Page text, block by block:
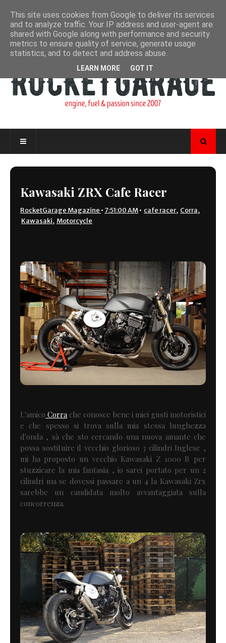
Kawasaki ZRX Cafe Racer
RocketGarage Magazine • 7:51:00 AM• cafe racer, Corra,
Kawasaki, Motorcycle
L'amico Corra che conosce bene i miei gusti motoristici
e che spesso si trova sulla mia stessa lunghezza
d'onda , sà che sto cercando una nuova amante che
possa sostituire il vecchio glorioso 3 cilindri Inglese ,
mi ha proposto un vecchio Kawasaki Z 1000 R per
stuzzicare la mia fantasia , io sarei portato per un 2
cilindri ma se dovessi passare a un 4 la Kawasaki Zrx
sarebbe un candidata molto avvantaggiata sulla
concorrenza.
This site uses cookies from Google to deliver its services
and to analyze traffic. Your IP address and user-agent are
shared with Google along with performance and security
metrics to ensure quality of service, generate usage
statistics, and to detect and address abuse.
LEARN MORE GOT IT